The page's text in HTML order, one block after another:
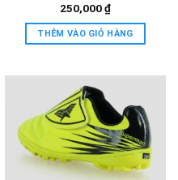
250,000₫
THÊM VÀO GIỎ HÀNG